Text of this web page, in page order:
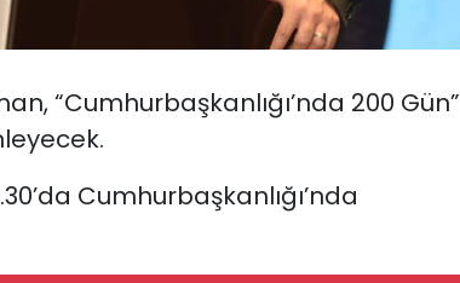
“Cumhurbaşkanlığı’nda 200 Gün”
Cumhurbaşkanlığı’nda